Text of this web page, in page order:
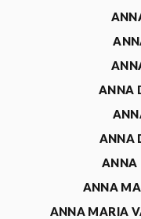
ANNA
ANNA
ANNA
ANNA
ANNA MARIA